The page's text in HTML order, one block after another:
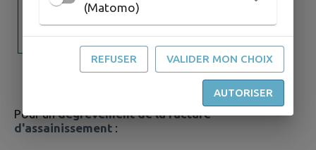
Pour undégrèvement de la facture
d'assainissement :
(Matomo)
REFUSER VALIDER MON CHOIX
AUTORISER